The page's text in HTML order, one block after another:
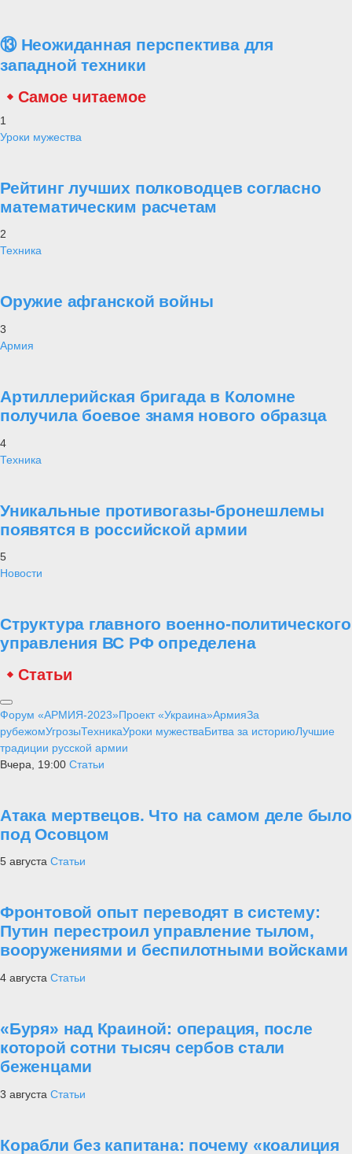
⑬ Неожиданная перспектива для
западной техники
Самое читаемое
1
Уроки мужества
Рейтинг лучших полководцев согласно
математическим расчетам
2
Техника
Оружие афганской войны
3
Армия
Артиллерийская бригада в Коломне
получила боевое знамя нового образца
4
Техника
Уникальные противогазы-бронешлемы
появятся в российской армии
5
Новости
Структура главного военно-политического
управления ВС РФ определена
Статьи
Форум «АРМИЯ-2023»Проект «Украина»АрмияЗа
рубежомУгрозыТехникаУроки мужестваБитва за историюЛучшие
традиции русской армии
Вчера, 19:00 Статьи
Атака мертвецов. Что на самом деле было
под Осовцом
5 августа Статьи
Фронтовой опыт переводят в систему:
Путин перестроил управление тылом,
вооружениями и беспилотными войсками
4 августа Статьи
«Буря» над Краиной: операция, после
которой сотни тысяч сербов стали
беженцами
3 августа Статьи
Корабли без капитана: почему «коалиция